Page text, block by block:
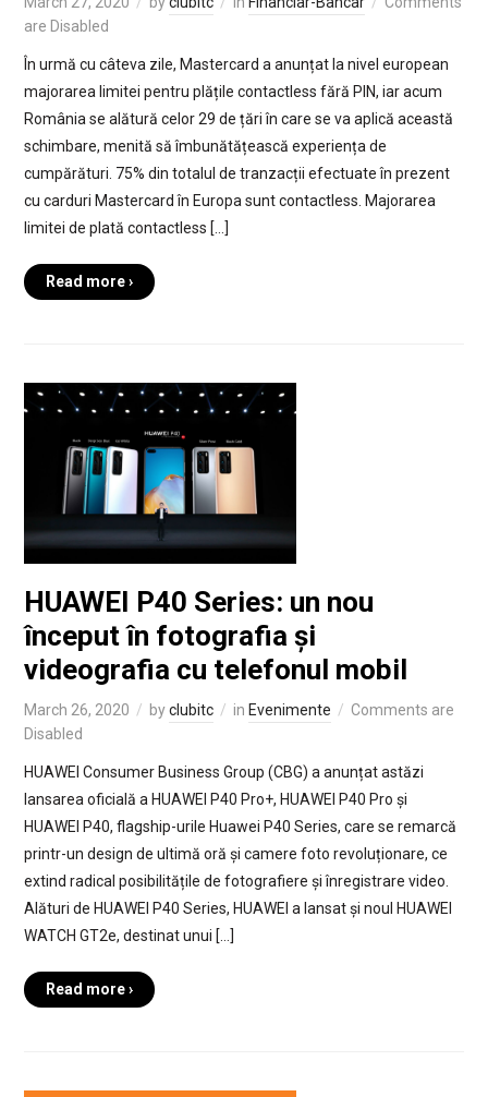
are Disabled
În urmă cu câteva zile, Mastercard a anunțat la nivel european
majorarea limitei pentru plățile contactless fără PIN, iar acum
România se alătură celor 29 de țări în care se va aplică această
schimbare, menită să îmbunătățească experiența de
cumpărături. 75% din totalul de tranzacții efectuate în prezent
cu carduri Mastercard în Europa sunt contactless. Majorarea
limitei de plată contactless […]
Read more ›
HUAWEI P40 Series: un nou
început în fotografia și
videografia cu telefonul mobil
March 26, 2020 byclubitc in Evenimente
Comments are
Disabled
HUAWEI Consumer Business Group (CBG) a anunțat astăzi
lansarea oficială a HUAWEI P40 Pro+, HUAWEI P40 Pro și
HUAWEI P40, flagship-urile Huawei P40 Series, care se remarcă
printr-un design de ultimă oră și camere foto revoluționare, ce
extind radical posibilitățile de fotografiere și înregistrare video.
Alături de HUAWEI P40 Series, HUAWEI a lansat și noul HUAWEI
WATCH GT2e, destinat unui […]
Read more ›